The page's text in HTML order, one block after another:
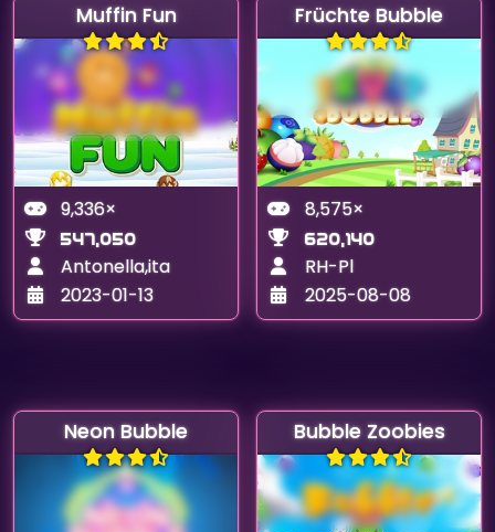
Muffin Fun
9,336×
547,050
Antonella,ita
2023-01-13
Früchte Bubble
8,575×
620,140
RH-Pl
2025-08-08
Neon Bubble Bubble Zoobies